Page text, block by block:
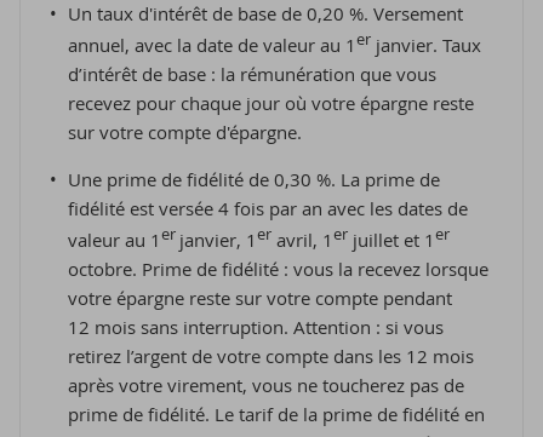
Un taux d'intérêt de base de 0,20 %. Versement
annuel, avec la date de valeur au 1er janvier. Taux
d’intérêt de base : la rémunération que vous
recevez pour chaque jour où votre épargne reste
sur votre compte d'épargne.
Une prime de fidélité de 0,30 %. La prime de
fidélité est versée 4 fois par an avec les dates de
valeur au 1er janvier, 1er avril, 1er juillet et 1er
octobre. Prime de fidélité : vous la recevez lorsque
votre épargne reste sur votre compte pendant
12 mois sans interruption. Attention : si vous
retirez l’argent de votre compte dans les 12 mois
après votre virement, vous ne toucherez pas de
prime de fidélité. Le tarif de la prime de fidélité en